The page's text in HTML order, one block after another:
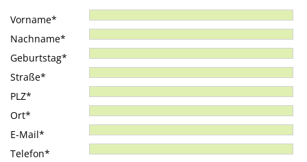
Modern Line Dance
Zumba
Events & Angebote
Events
Kindergeburtstag
Pflichtfeld
Vorname*
Pflichtfeld
Nachname*
Pflichtfeld
Geburtstag*
Pflichtfeld
Straße*
Pflichtfeld
PLZ*
Pflichtfeld
Ort*
Pflichtfeld
E-Mail*
Pflichtfeld
Telefon*